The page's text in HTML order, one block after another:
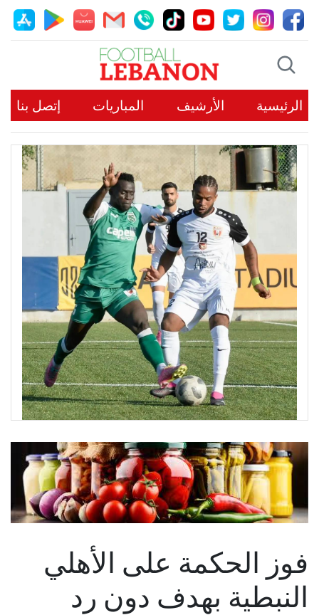
الرئيسية الأرشيف المباريات إتصل بنا
فوز الحكمة على الأهلي
النبطية بهدف دون رد